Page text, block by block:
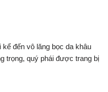
kể đến vô lăng bọc da khâu
trọng, quý phái được trang bị